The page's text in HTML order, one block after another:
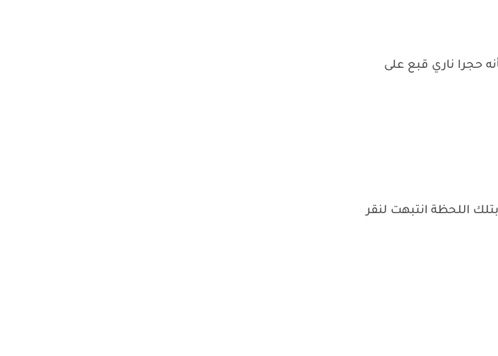
حجرا ناري قبع على
اللحظة انتبهت لنقر